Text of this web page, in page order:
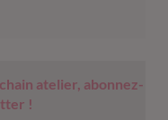
atelier, abonnez-
!